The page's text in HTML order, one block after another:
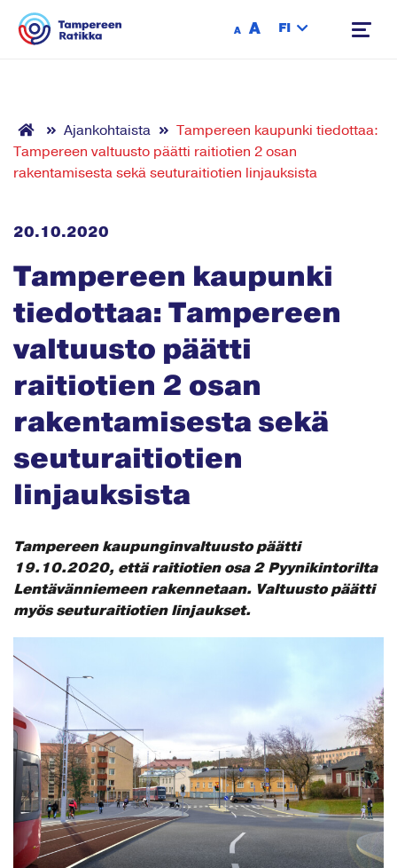
A A FI
Ajankohtaista
Tampereen kaupunki tiedottaa:
Tampereen valtuusto päätti raitiotien 2 osan
rakentamisesta sekä seuturaitiotien linjauksista
20.10.2020
Tampereen kaupunki
tiedottaa: Tampereen
valtuusto päätti
raitiotien 2 osan
rakentamisesta sekä
seuturaitiotien
linjauksista
Tampereen kaupunginvaltuusto päätti
19.10.2020, että raitiotien osa 2 Pyynikintorilta
Lentävänniemeen rakennetaan. Valtuusto päätti
myös seuturaitiotien linjaukset.